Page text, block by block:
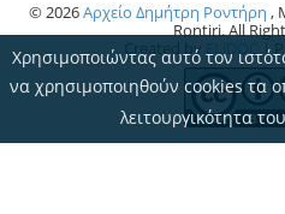
Χρησιμοποιώντας αυτό τον
να χρησιμοποιηθούν cookies τα
λειτουργικότητα
© 2026Αρχείο Δημήτρη Ροντήρη ,
Rontiri. All
Created by
|